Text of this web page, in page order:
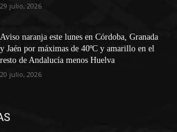
29 julio, 2026
Aviso naranja este lunes en Córdoba, Granada
y Jaén por máximas de 40ºC y amarillo en el
resto de Andalucía menos Huelva
20 julio, 2026